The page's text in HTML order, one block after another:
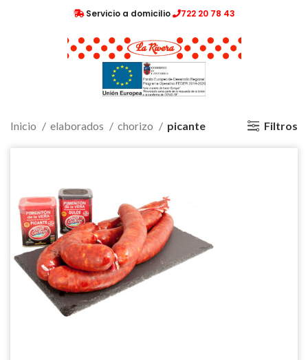
Servicio a domicilio 722 20 78 43
Inicio elaborados chorizo picante Filtros